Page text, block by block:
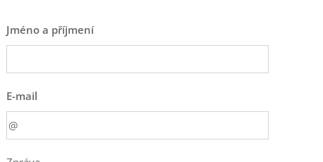
Jméno a příjmení
E-mail